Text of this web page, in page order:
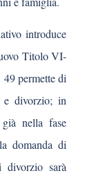
introduce
Titolo VI-
permette di
e divorzio; in
nella fase
domanda di
divorzio sarà